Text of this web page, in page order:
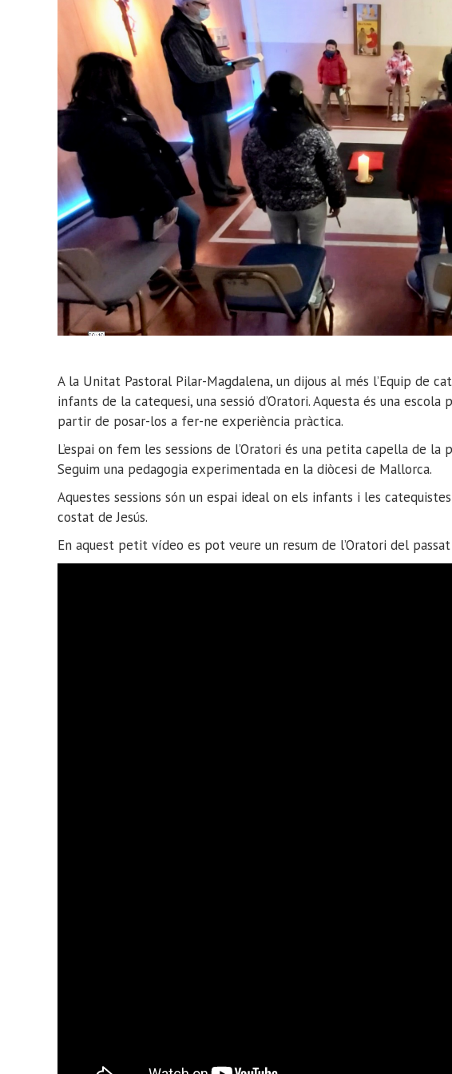
A la Unitat Pastoral Pilar-Magdalena, un dijous al més l’Equip de
infants de la catequesi, una sessió d’Oratori. Aquesta és una
partir de posar-los a fer-ne experiència pràctica.
L’espai on fem les sessions de l’Oratori és una petita capella de
Seguim una pedagogia experimentada en la diòcesi de Mallorca.
Aquestes sessions són un espai ideal on els infants i les
costat de Jesús.
En aquest petit vídeo es pot veure un resum de l’Oratori del